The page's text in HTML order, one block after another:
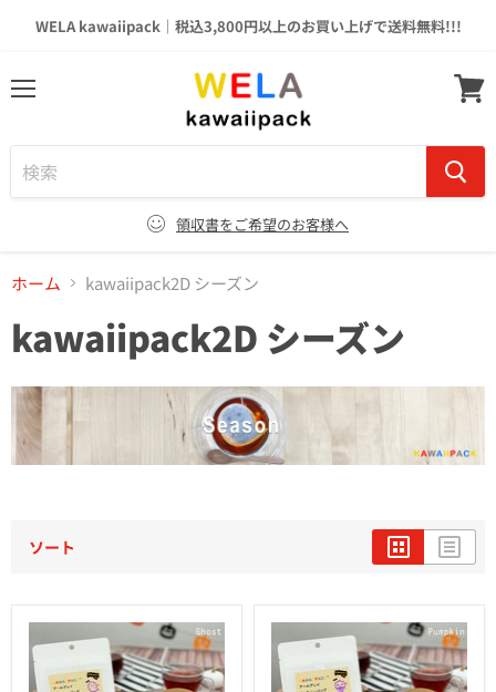
WELA kawaiipack｜税込3,800円以上のお買い上げで送料無料!!!
ュ
領収書をご希望のお客様へ
ト
を
見
る
ホーム kawaiipack2D シーズン
kawaiipack2D シーズン
ソート